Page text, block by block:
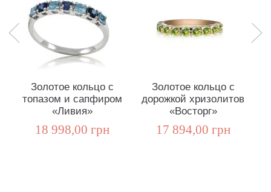
Золотое кольцо с
топазом и сапфиром
«Ливия»
18 998,00 грн
Золотое кольцо с
дорожкой хризолитов
«Восторг»
17 894,00 грн